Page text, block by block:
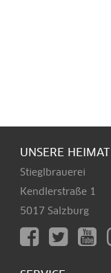
UNSERE HEIMAT
Stieglbrauerei
Kendlerstraße 1
5017 Salzburg